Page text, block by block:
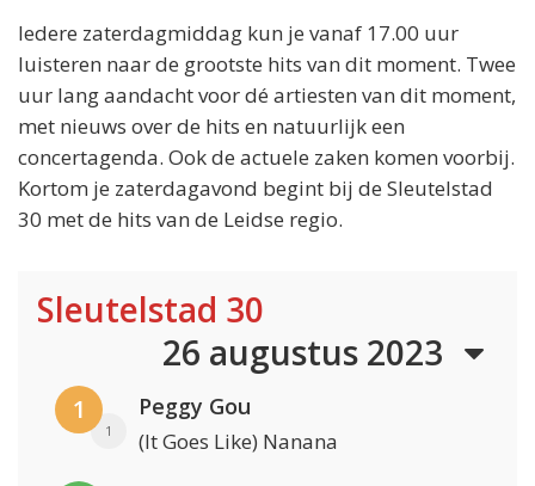
Iedere zaterdagmiddag kun je vanaf 17.00 uur
luisteren naar de grootste hits van dit moment. Twee
uur lang aandacht voor dé artiesten van dit moment,
met nieuws over de hits en natuurlijk een
concertagenda. Ook de actuele zaken komen voorbij.
Kortom je zaterdagavond begint bij de Sleutelstad
30 met de hits van de Leidse regio.
Sleutelstad 30
26 augustus 2023
1
1
Peggy Gou
(It Goes Like) Nanana